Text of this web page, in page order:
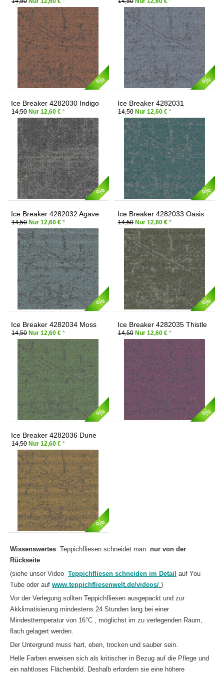
Ice Breaker 4282030 Indigo
14,50 Nur 12,60 € *
Ice Breaker 4282031
Malachite
14,50Nur 12,60 € *
Ice Breaker 4282032 Agave
14,50 Nur 12,60 € *
Ice Breaker 4282033 Oasis
14,50Nur 12,60 € *
Ice Breaker 4282034 Moss
14,50 Nur 12,60 € *
Ice Breaker 4282035 Thistle
14,50Nur 12,60 € *
Ice Breaker 4282036 Dune
14,50 Nur 12,60 € *
Wissenswertes: Teppichfliesen schneidet man nur von der
Rückseite
(siehe unser Video Teppichfliesen schneiden im Detail auf You
Tube oder auf www.teppichfliesenwelt.de/videos/ )
Vor der Verlegung sollten Teppichfliesen ausgepackt und zur
Akklimatisierung mindestens 24 Stunden lang bei einer
Mindesttemperatur von 16°C , möglichst im zu verlegenden Raum,
flach gelagert werden.
Der Untergrund muss hart, eben, trocken und sauber sein.
Helle Farben erweisen sich als kritischer in Bezug auf die Pflege und
ein nahtloses Flächenbild. Deshalb erfordern sie eine höhere